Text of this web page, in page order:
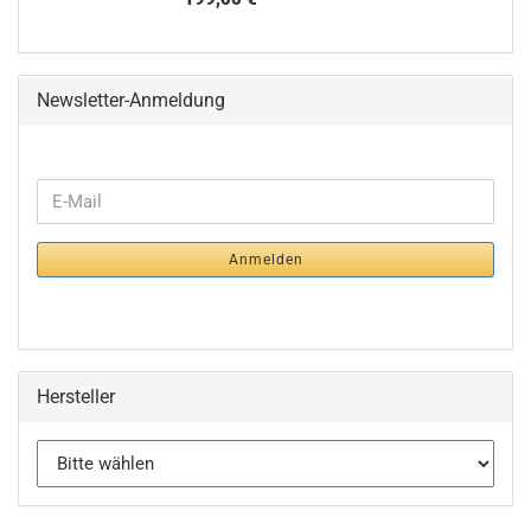
Newsletter-Anmeldung
WEITER
ZUR
NEWSLETTER-
ANMELDUNG
E-
Mail
Anmelden
Hersteller